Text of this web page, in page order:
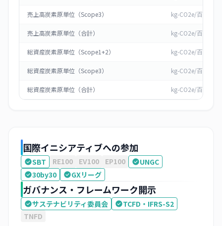
売上高炭素原単位（Scope3） kg-CO2e/百万円
売上高炭素原単位（合計） kg-CO2e/百万円
総資産炭素原単位（Scope1+2） kg-CO2e/百万円
総資産炭素原単位（Scope3） kg-CO2e/百万円
総資産炭素原単位（合計） kg-CO2e/百万円
国際イニシアティブへの参加
SBT RE100 EV100 EP100
UNGC
30by30
GXリーグ
ガバナンス・フレームワーク開示
サステナビリティ委員会
TCFD・IFRS-S2
TNFD